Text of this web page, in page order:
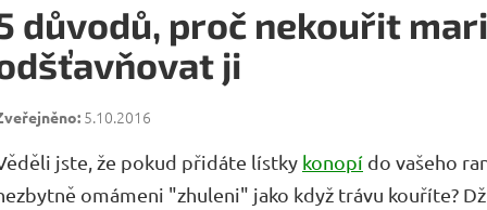
důvodů, proč nekouřit
ji
5.10.2016
jste, že pokud přidáte lístky konopí do vašeho
omámeni "zhuleni" jako když trávu kouříte?